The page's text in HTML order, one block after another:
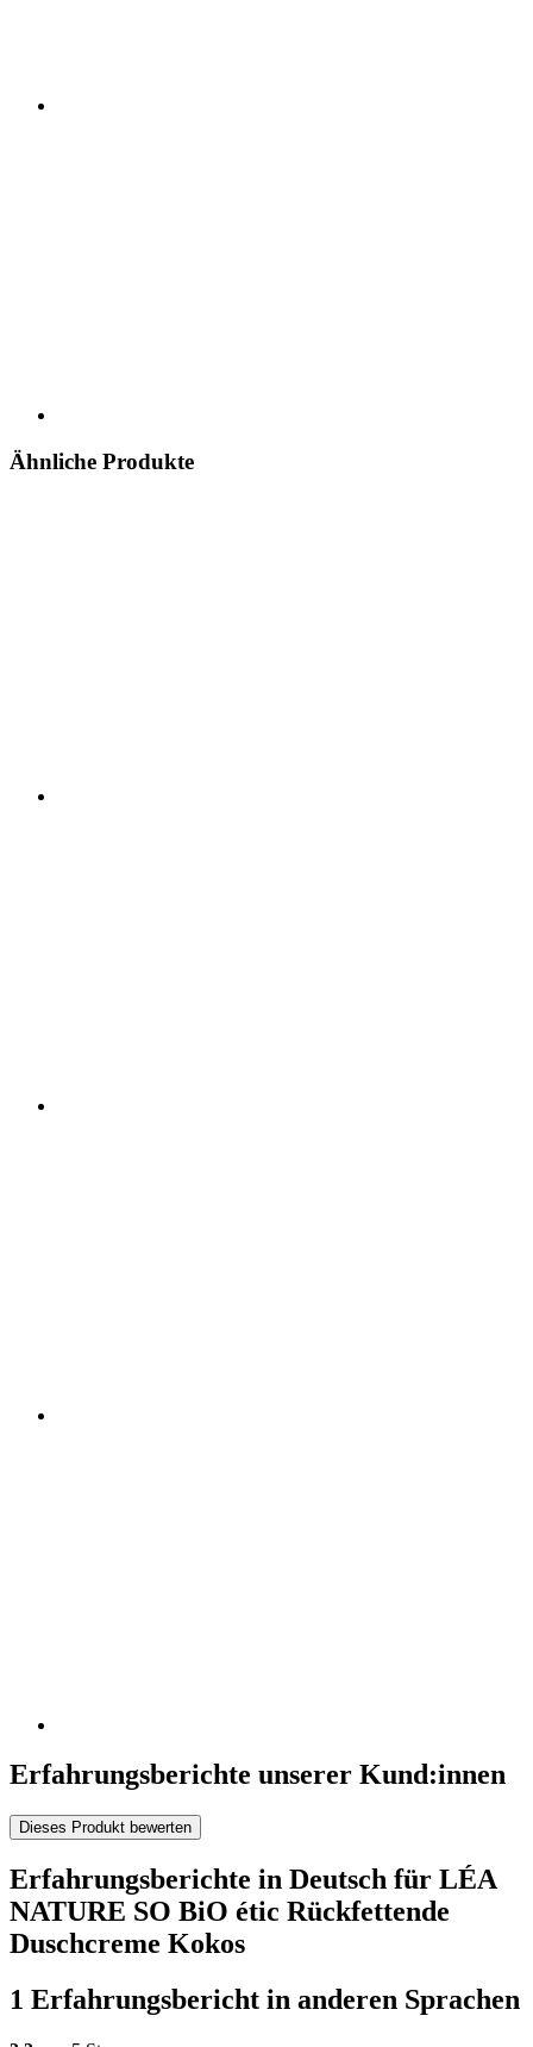
Ähnliche Produkte
Erfahrungsberichte unserer Kund:innen
Dieses Produkt bewerten
Erfahrungsberichte in Deutsch für LÉA
NATURE SO BiO étic Rückfettende
Duschcreme Kokos
1 Erfahrungsbericht in anderen Sprachen